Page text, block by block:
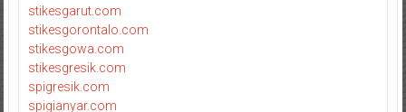
stikesgarut.com
stikesgorontalo.com
stikesgowa.com
stikesgresik.com
spigresik.com
spigianyar.com